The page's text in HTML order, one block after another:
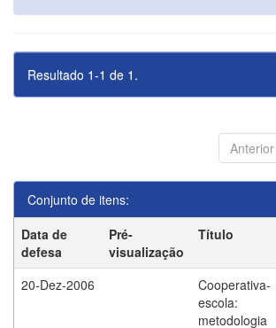
Resultado 1-1 de 1.
Anterior
Conjunto de itens:
Data de
defesa
Pré-
visualização
Título
20-Dez-2006
Cooperativa-
escola:
metodologia